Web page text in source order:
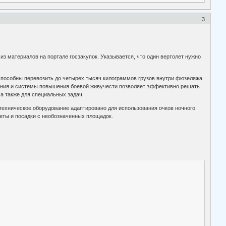
3
на портале госзакупок. Указывается, что один вертолет нужно
перевозить до четырех тысяч килограммов грузов внутри фюзеляжа
и системы повышения боевой живучести позволяет эффективно решать
также для специальных задач.
оборудование адаптировано для использования очков ночного
и посадки с необозначенных площадок.